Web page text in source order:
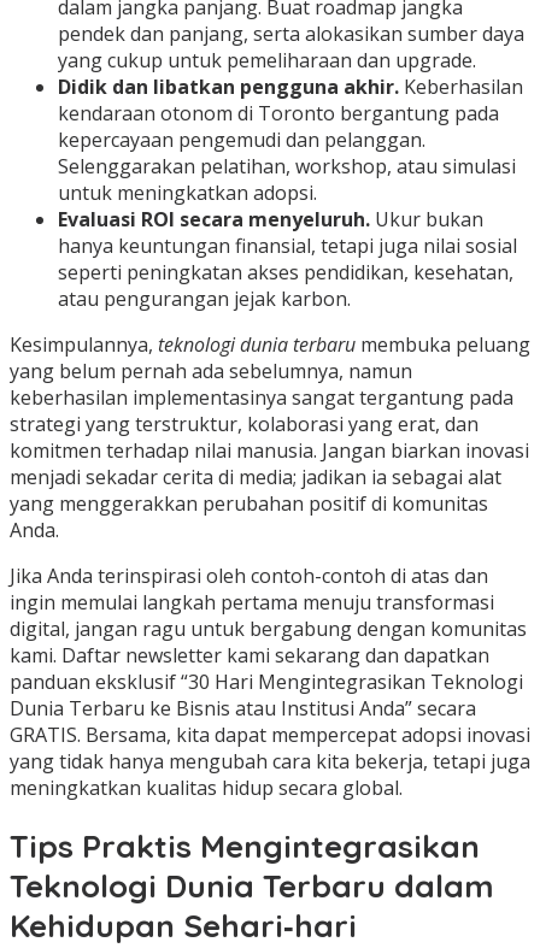
dalam jangka panjang. Buat roadmap jangka
pendek dan panjang, serta alokasikan sumber daya
yang cukup untuk pemeliharaan dan upgrade.
Didik dan libatkan pengguna akhir. Keberhasilan
kendaraan otonom di Toronto bergantung pada
kepercayaan pengemudi dan pelanggan.
Selenggarakan pelatihan, workshop, atau simulasi
untuk meningkatkan adopsi.
Evaluasi ROI secara menyeluruh. Ukur bukan
hanya keuntungan finansial, tetapi juga nilai sosial
seperti peningkatan akses pendidikan, kesehatan,
atau pengurangan jejak karbon.
Kesimpulannya, teknologi dunia terbaru membuka peluang
yang belum pernah ada sebelumnya, namun
keberhasilan implementasinya sangat tergantung pada
strategi yang terstruktur, kolaborasi yang erat, dan
komitmen terhadap nilai manusia. Jangan biarkan inovasi
menjadi sekadar cerita di media; jadikan ia sebagai alat
yang menggerakkan perubahan positif di komunitas
Anda.
Jika Anda terinspirasi oleh contoh-contoh di atas dan
ingin memulai langkah pertama menuju transformasi
digital, jangan ragu untuk bergabung dengan komunitas
kami. Daftar newsletter kami sekarang dan dapatkan
panduan eksklusif “30 Hari Mengintegrasikan Teknologi
Dunia Terbaru ke Bisnis atau Institusi Anda” secara
GRATIS. Bersama, kita dapat mempercepat adopsi inovasi
yang tidak hanya mengubah cara kita bekerja, tetapi juga
meningkatkan kualitas hidup secara global.
Tips Praktis Mengintegrasikan
Teknologi Dunia Terbaru dalam
Kehidupan Sehari‑hari